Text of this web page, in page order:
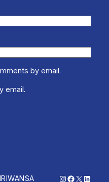
by email.
email.
Instagram
Facebook
X